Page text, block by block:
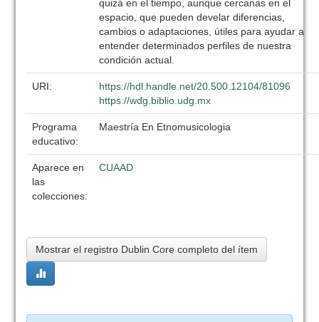
quizá en el tiempo, aunque cercanas en el
espacio, que pueden develar diferencias,
cambios o adaptaciones, útiles para ayudar a
entender determinados perfiles de nuestra
condición actual.
URI:
https://hdl.handle.net/20.500.12104/81096
https://wdg.biblio.udg.mx
Programa
educativo:
Maestría En Etnomusicologia
Aparece en
las
colecciones:
CUAAD
Mostrar el registro Dublin Core completo del ítem